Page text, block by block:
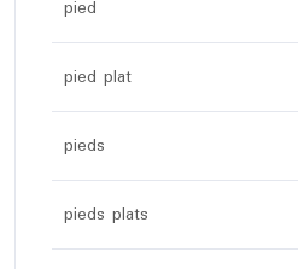
pied
pied plat
pieds
pieds plats